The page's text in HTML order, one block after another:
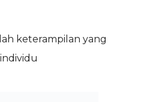
keterampilan yang